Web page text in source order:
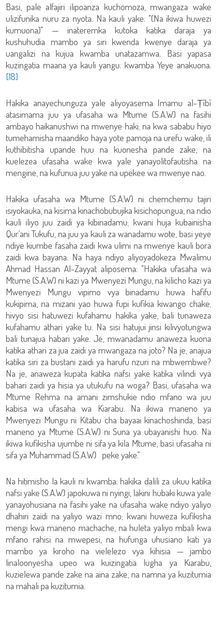
Basi, pale alfajiri ilipoanza kuchomoza, mwangaza wake
ulizifunika nuru za nyota. Na kauli yake: "(Na ikiwa huwezi
kumuona)" — inateremka kutoka katika daraja ya
kushuhudia mambo ya siri kwenda kwenye daraja ya
uangalizi na kujua kwamba unatazamwa. Basi yapasa
kuzingatia maana ya kauli yangu: kwamba Yeye anakuona.
[18]
Hakika anayechunguza yale aliyoyasema Imamu al-Ṭībī
atasimama juu ya ufasaha wa Mtume (S.A.W) na fasihi
ambayo haikanushwi na mwenye haki; na kwa sababu hiyo
tumehamisha maandiko haya yote pamoja na urefu wake, ili
kuthibitisha upande huu na kuonesha pande zake, na
kuelezea ufasaha wake kwa yale yanayolitofautisha na
mengine, na kufunua juu yake na upekee wa mwenye nao.
Hakika ufasaha wa Mtume (S.A.W) ni chemchemu tajiri
isiyokauka, na kisima kinachobubujika kisichopungua, na ndio
kauli iliyo juu zaidi ya kibinadamu; kwani huja kubainisha
Qur’ani Tukufu, na juu ya kauli za wanadamu wote, basi yeye
ndiye kiumbe fasaha zaidi kwa ulimi na mwenye kauli bora
zaidi kwa bayana. Na haya ndiyo aliyoyadokeza Mwalimu
Ahmad Hassan Al-Zayyat aliposema: "Hakika ufasaha wa
Mtume (S.A.W) ni kazi ya Mwenyezi Mungu, na kilicho kazi ya
Mwenyezi Mungu vipimo vya binadamu huwa hafifu
kukipima, na mizani yao huwa fupi kufikia kiwango chake;
hivyo sisi hatuwezi kufahamu hakika yake, bali tunaweza
kufahamu athari yake tu. Na sisi hatujui jinsi kilivyotungwa
bali tunajua habari yake. Je, mwanadamu anaweza kuona
katika athari za jua zaidi ya mwangaza na joto? Na je, anajua
katika siri za bustani zaidi ya harufu nzuri na mbwembwe?
Na je, anaweza kupata katika nafsi yake katika vilindi vya
bahari zaidi ya hisia ya utukufu na woga? Basi, ufasaha wa
Mtume Rehma na amani zimshukie ndio mfano wa juu
kabisa wa ufasaha wa Kiarabu. Na ikiwa maneno ya
Mwenyezi Mungu ni Kitabu cha bayaai kinachoshinda, basi
maneno ya Mtume (S.A.W) ni Suna ya ubayanishi huo. Na
ikiwa kufikisha ujumbe ni sifa ya kila Mtume, basi ufasaha ni
sifa ya Muhammad (S.A.W) peke yake."
Na hitimisho la kauli ni kwamba: hakika dalili za ukuu katika
nafsi yake (S.A.W) japokuwa ni nyingi, lakini hubaki kuwa yale
yanayohusiana na fasihi yake na ufasaha wake ndiyo yaliyo
dhahiri zaidi na yaliyo wazi mno; kwani huweza kufikisha
mengi kwa maneno machache, na huleta yaliyo mbali kwa
mfano rahisi na mwepesi, na hufunga uhusiano kati ya
mambo ya kiroho na vielelezo vya kihisia — jambo
linaloonyesha upeo wa kuizingatia lugha ya Kiarabu,
kuzielewa pande zake na aina zake, na namna ya kuzitumia
na mahali pa kuzitumia.